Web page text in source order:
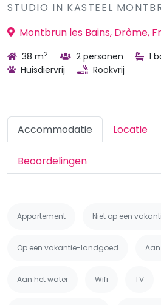
STUDIO IN KASTEEL
Montbrun les Bains, Drôme,
38 m2 2 personen
1
Huisdiervrij
Rookvrij
Accommodatie Locatie
Beoordelingen
Appartement Niet op een
Op een vakantie-landgoed
Aan het water Wifi TV